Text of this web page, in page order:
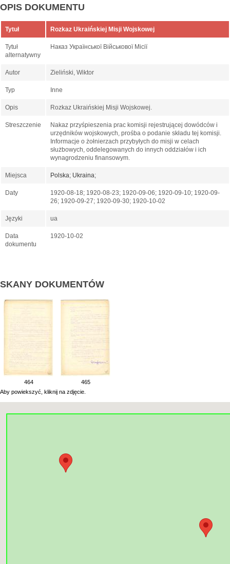
OPIS DOKUMENTU
Tytuł Rozkaz Ukraińskiej Misji Wojskowej
Tytuł
alternatywny
Наказ Української Військової Місії
Autor Zieliński, Wiktor
Typ Inne
Opis Rozkaz Ukraińskiej Misji Wojskowej.
Streszczenie
Nakaz przyśpieszenia prac komisji rejestrującej dowódców i
urzędników wojskowych, prośba o podanie składu tej komisji.
Informacje o żołnierzach przybyłych do misji w celach
służbowych, oddelegowanych do innych oddziałów i ich
wynagrodzeniu finansowym.
Miejsca Polska; Ukraina;
Daty
1920-08-18; 1920-08-23; 1920-09-06; 1920-09-10; 1920-09-
26; 1920-09-27; 1920-09-30; 1920-10-02
Języki ua
Data
dokumentu
1920-10-02
SKANY DOKUMENTÓW
464
465
Aby powiekszyć, kliknij na zdjęcie.